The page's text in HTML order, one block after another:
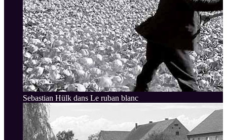
Sebastian Hülk dans Le ruban blanc